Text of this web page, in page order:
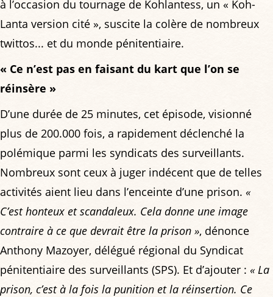
à l’occasion du tournage de Kohlantess, un « Koh-
Lanta version cité », suscite la colère de nombreux
twittos... et du monde pénitentiaire.
« Ce n’est pas en faisant du kart que l’on se
réinsère »
D’une durée de 25 minutes, cet épisode, visionné
plus de 200.000 fois, a rapidement déclenché la
polémique parmi les syndicats des surveillants.
Nombreux sont ceux à juger indécent que de telles
activités aient lieu dans l’enceinte d’une prison. «
C’est honteux et scandaleux. Cela donne une image
contraire à ce que devrait être la prison », dénonce
Anthony Mazoyer, délégué régional du Syndicat
pénitentiaire des surveillants (SPS). Et d’ajouter : « La
prison, c’est à la fois la punition et la réinsertion. Ce